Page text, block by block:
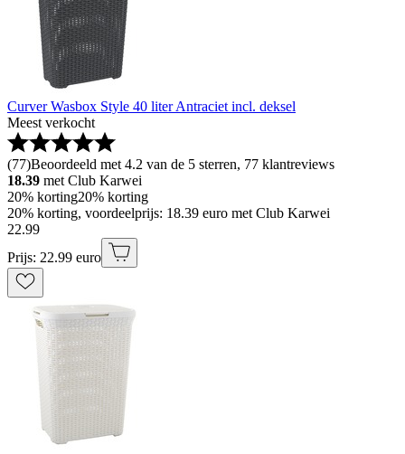
Curver Wasbox Style 40 liter Antraciet incl. deksel
Meest verkocht
(77)Beoordeeld met 4.2 van de 5 sterren, 77 klantreviews
18.39 met Club Karwei
20% korting20% korting
20% korting, voordeelprijs: 18.39 euro met Club Karwei
22.99
Prijs: 22.99 euro